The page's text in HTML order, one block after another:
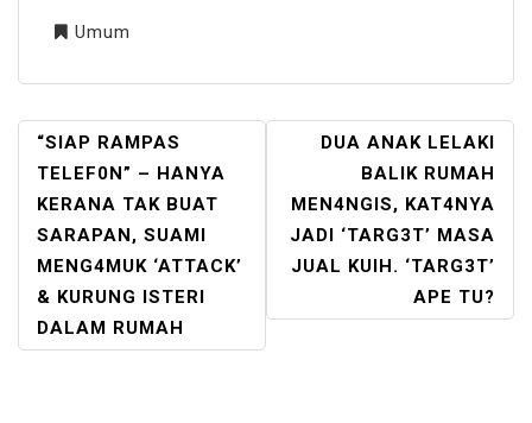
Umum
POST
NAVIGATION
“SIAP RAMPAS
TELEF0N” – HANYA
KERANA TAK BUAT
SARAPAN, SUAMI
MENG4MUK ‘ATTACK’
& KURUNG ISTERI
DALAM RUMAH
DUA ANAK LELAKI
BALIK RUMAH
MEN4NGIS, KAT4NYA
JADI ‘TARG3T’ MASA
JUAL KUIH. ‘TARG3T’
APE TU?